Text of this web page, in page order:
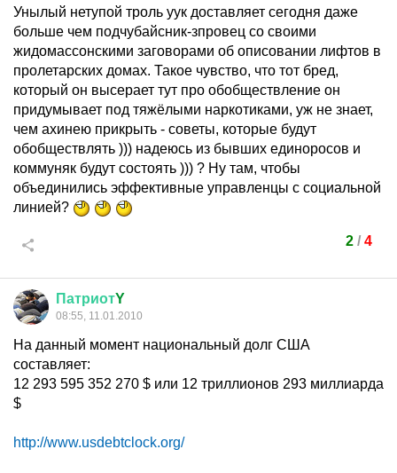
Унылый нетупой троль уук доставляет сегодня даже
больше чем подчубайсник-зпровец со своими
жидомассонскими заговорами об описовании лифтов в
пролетарских домах. Такое чувство, что тот бред,
который он высерает тут про обобществление он
придумывает под тяжёлыми наркотиками, уж не знает,
чем ахинею прикрыть - советы, которые будут
обобществлять ))) надеюсь из бывших единоросов и
коммуняк будут состоять ))) ? Ну там, чтобы
объединились эффективные управленцы с социальной
линией?
2/ 4
ПатриотY
08:55, 11.01.2010
На данный момент национальный долг США
составляет:
12 293 595 352 270 $ или 12 триллионов 293 миллиарда
$
http://www.usdebtclock.org/